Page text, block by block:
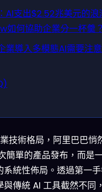
AI支出$2.52兆美元的浪
如何協助企業分一杯羹
業導入多模態AI需要注
技術格局，阿里巴巴悄
單的產品發布，而是
統性佈局。透過第一
傳統 AI 工具截然不同